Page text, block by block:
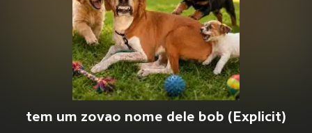
tem um zovao nome dele bob (Explicit)